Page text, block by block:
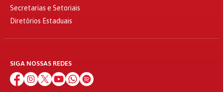
Secretarias e Setoriais
Diretórios Estaduais
SIGA NOSSAS REDES